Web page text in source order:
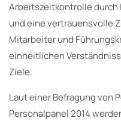
Arbeitszeitkontrolle durch
und eine vertrauensvolle
Mitarbeiter und
einheitlichen
Ziele.
Laut einer Befragung von
Personalpanel 2014